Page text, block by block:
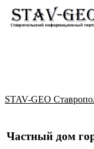
STAV-GEO
Частный дом